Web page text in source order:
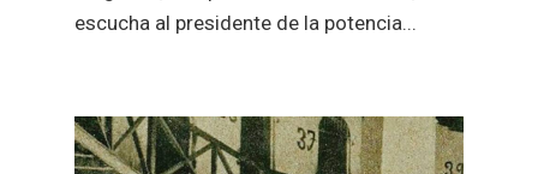
escucha al presidente de la potencia...